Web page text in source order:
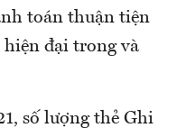
toán thuận tiện
hiện đại trong và
số lượng thẻ Ghi